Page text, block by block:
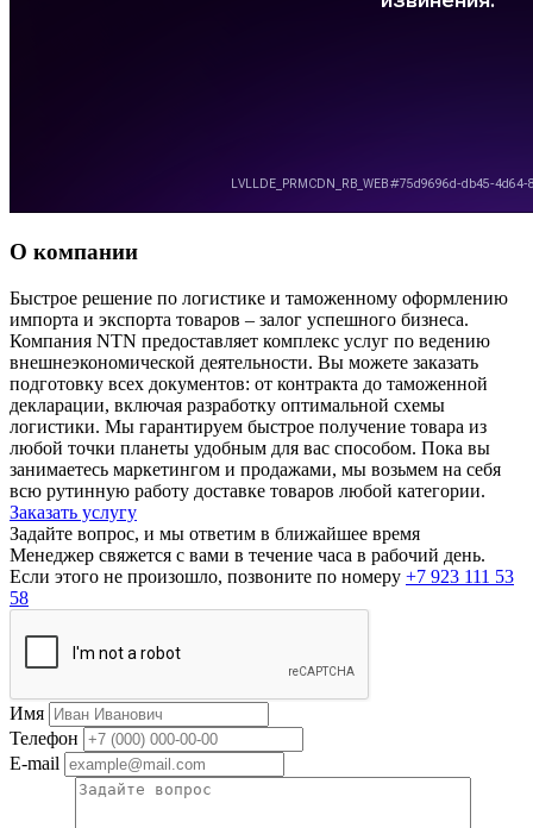
О компании
Быстрое решение по логистике и таможенному оформлению
импорта и экспорта товаров – залог успешного бизнеса.
Компания NTN предоставляет комплекс услуг по ведению
внешнеэкономической деятельности. Вы можете заказать
подготовку всех документов: от контракта до таможенной
декларации, включая разработку оптимальной схемы
логистики. Мы гарантируем быстрое получение товара из
любой точки планеты удобным для вас способом. Пока вы
занимаетесь маркетингом и продажами, мы возьмем на себя
всю рутинную работу доставке товаров любой категории.
Заказать услугу
Задайте вопрос, и мы ответим в ближайшее время
Менеджер свяжется с вами в течение часа в рабочий день.
Если этого не произошло, позвоните по номеру +7 923 111 53
58
Имя
Телефон
E-mail